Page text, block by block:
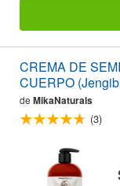
CREMA DE
CUERPO
de MikaNaturals
(3)